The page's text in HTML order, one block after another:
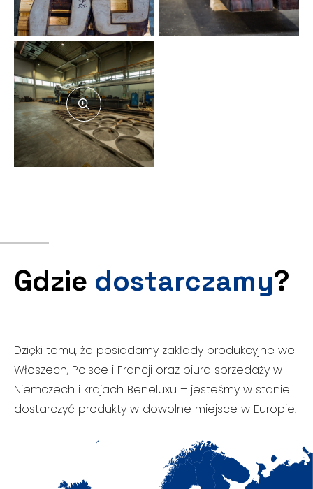
Gdzie dostarczamy?
Dzięki temu, że posiadamy zakłady produkcyjne we
Włoszech, Polsce i Francji oraz biura sprzedaży w
Niemczech i krajach Beneluxu – jesteśmy w stanie
dostarczyć produkty w dowolne miejsce w Europie.